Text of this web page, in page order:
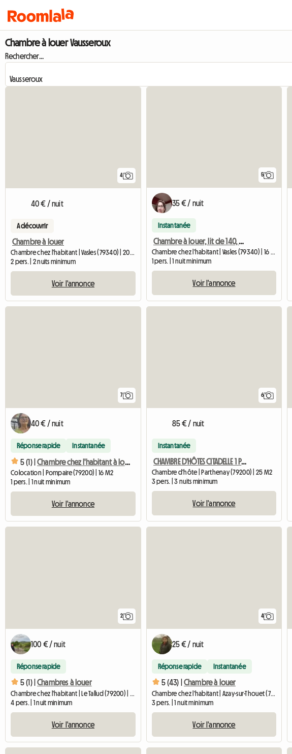
Chambre à louer Vausseroux
Rechercher...
4
40 € / nuit
A découvrir
Chambre à louer
Chambre chez l'habitant | Vasles (79340) | 20 M2
2 pers. | 2 nuits minimum
Voir l'annonce
5
35 € / nuit
Instantanée
Chambre à louer, lit de 140, bureau, étagère, wifi
Chambre chez l'habitant | Vasles (79340) | 16 M2
1 pers. | 1 nuit minimum
Voir l'annonce
7
40 € / nuit
Réponse rapide Instantanée
5 (1) | Chambre chez l'habitant à louer pour le FLIP.
Colocation | Pompaire (79200) | 16 M2
1 pers. | 1 nuit minimum
Voir l'annonce
6
85 € / nuit
Instantanée
CHAMBRE D'HÔTES CITADELLE 1 PARTHENAY FLIP
Chambre d'hôte | Parthenay (79200) | 25 M2
3 pers. | 3 nuits minimum
Voir l'annonce
2
100 € / nuit
Réponse rapide
5 (1) | Chambres à louer
4 pers. | 1 nuit minimum
Voir l'annonce
4
25 € / nuit
Réponse rapide Instantanée
5 (43) | Chambre à louer
Chambre chez l'habitant | Azay-sur-Thouet (79130) | 20 M2
3 pers. | 1 nuit minimum
Voir l'annonce